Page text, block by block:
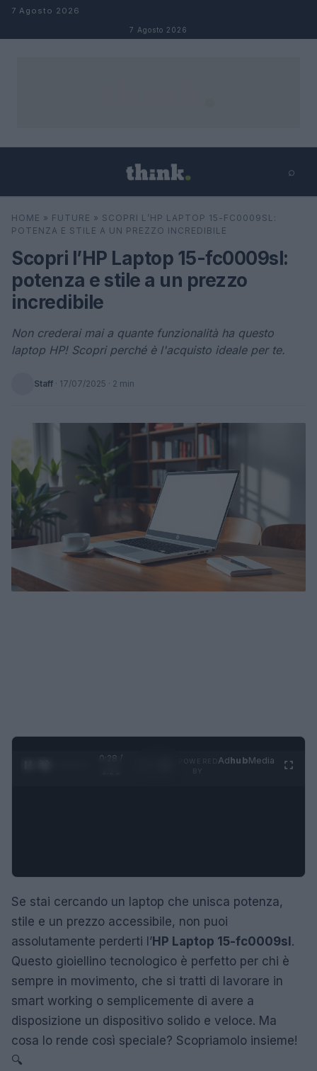
Salta al contenuto
7 Agosto 2026
7 Agosto 2026
⌕
Cerca ⌕
HOME » FUTURE » SCOPRI L’HP LAPTOP 15-FC0009SL:
POTENZA E STILE A UN PREZZO INCREDIBILE
Scopri l’HP Laptop 15-fc0009sl:
potenza e stile a un prezzo
incredibile
Non crederai mai a quante funzionalità ha questo
laptop HP! Scopri perché è l'acquisto ideale per te.
Staff · 17/07/2025 · 2 min
0:29 /
AdhubMedia
Se stai cercando un laptop che unisca potenza,
stile e un prezzo accessibile, non puoi
assolutamente perderti l’HP Laptop 15-fc0009sl.
Questo gioiellino tecnologico è perfetto per chi è
sempre in movimento, che si tratti di lavorare in
smart working o semplicemente di avere a
disposizione un dispositivo solido e veloce. Ma
cosa lo rende così speciale? Scopriamolo insieme!
🔍